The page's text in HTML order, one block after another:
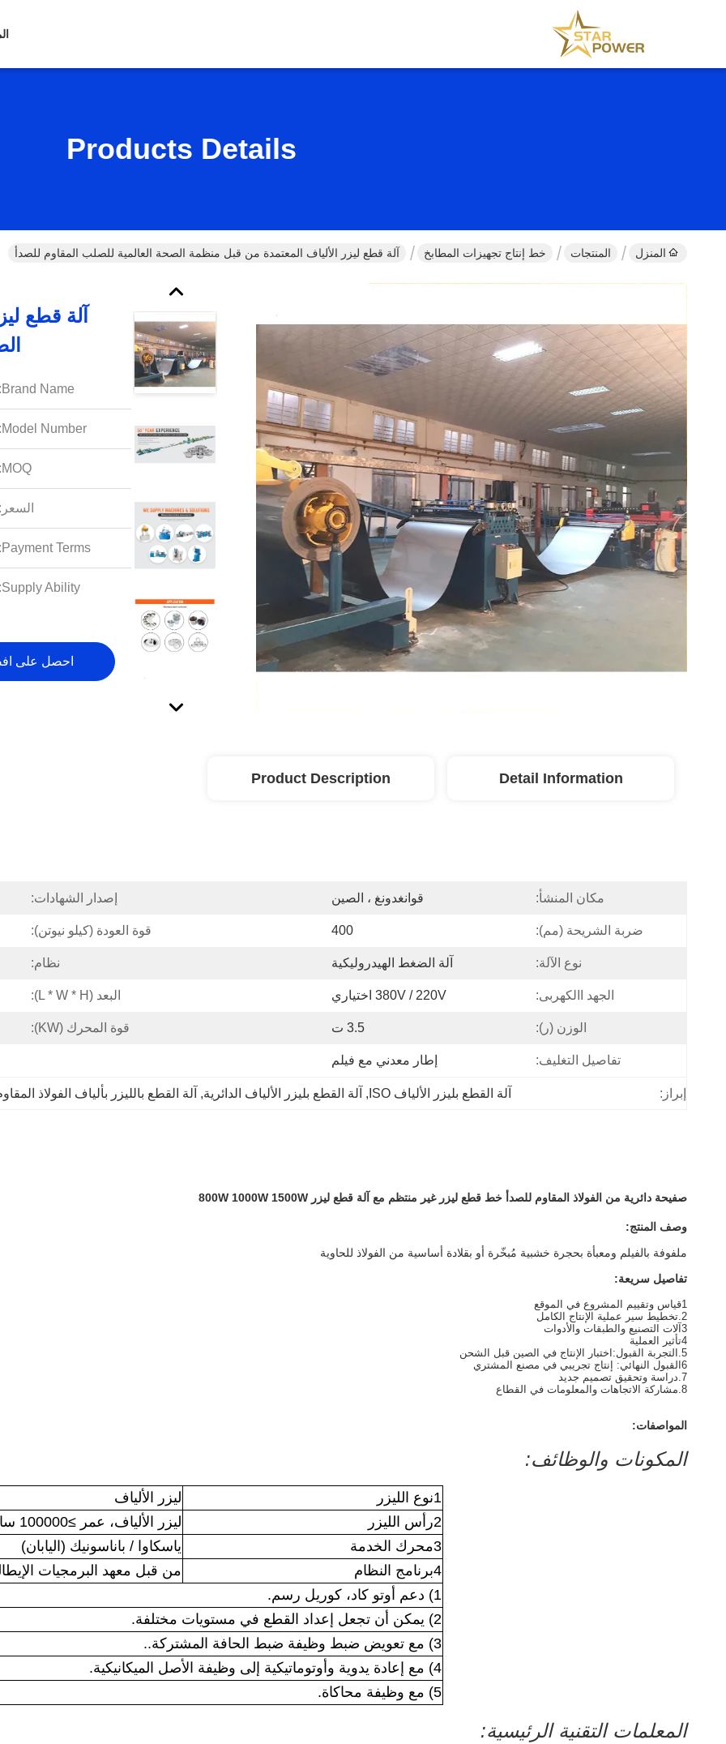
Products Details
المنزل المنتجات خط إنتاج تجهيزات المطابخ آلة قطع ليزر الألياف المعتمدة من قبل منظمة الصحة العالمية للصلب المقاوم للصدأ
آلة قطع
Brand Name:
Model Number:
MOQ:
Payment Terms:
Supply Ability:
احصل على
Detail Information
Product Description
مكان المنشأ: قوانغدونغ ، الصين إصدار الشهادات:
ضربة الشريحة (مم): 400 قوة العودة (كيلو نيوتن):
نوع الآلة: آلة الضغط الهيدروليكية نظام:
الجهد االكهربى: 380V / 220V اختياري البعد (L * W * H):
الوزن (ر): 3.5 ت قوة المحرك (kW):
تفاصيل التغليف: إطار معدني مع فيلم
إبراز: آلة القطع بليزر الألياف ISO , آلة القطع بليزر الألياف الدائرية, آلة القطع بالليزر بألياف الفولاذ
صفيحة دائرية من الفولاذ المقاوم للصدأ خط قطع ليزر غير منتظم مع آلة قطع ليزر 800W 1000W 1500W
وصف المنتج:
ملفوفة بالفيلم ومعبأة بحجرة خشبية مُبخّرة أو بقلادة أساسية من الفولاذ للحاوية
تفاصيل سريعة:
1قياس وتقييم المشروع في الموقع
2.تخطيط سير عملية الإنتاج الكامل
3آلات التصنيع والطبقات والأدوات
4تأثير العملية
5.التجربة القبول:اختبار الإنتاج في الصين قبل الشحن
6القبول النهائي: إنتاج تجريبي في مصنع المشتري
7.دراسة وتحقيق تصميم جديد
8.مشاركة الاتجاهات والمعلومات في القطاع
المواصفات:
المكونات والوظائف:
1نوع الليزر
ليزر الألياف
2رأس الليزر
ليزر الألياف، عمر ≥100000 ساعة
3محرك الخدمة
ياسكاوا / باناسونيك (اليابان)
4برنامج النظام
من قبل معهد البرمجيات
1) دعم أوتو كاد، كوريل رسم.
2) يمكن أن تجعل إعداد القطع في مستويات مختلفة.
3) مع تعويض ضبط وظيفة ضبط الحافة المشتركة..
4) مع إعادة يدوية وأوتوماتيكية إلى وظيفة الأصل الميكانيكية.
5) مع وظيفة محاكاة.
المعلمات التقنية الرئيسية: